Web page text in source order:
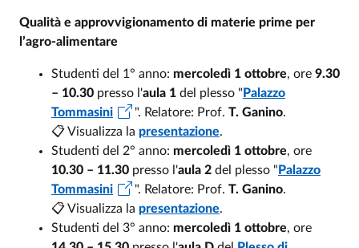
Qualità e approvvigionamento di materie prime per
l’agro-alimentare
Studenti del 1° anno: mercoledì 1 ottobre, ore 9.30
– 10.30 presso l'aula 1 del plesso " Palazzo
Tommasini
". Relatore: Prof.T. Ganino.
📋 Visualizza la presentazione.
Studenti del 2° anno: mercoledì 1 ottobre, ore
10.30 – 11.30 presso l'aula 2 del plesso " Palazzo
Tommasini
". Relatore: Prof.T. Ganino.
📋 Visualizza la presentazione.
Studenti del 3° anno: mercoledì 1 ottobre, ore